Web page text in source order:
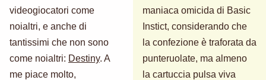
videogiocatori come
noialtri, e anche di
tantissimi che non sono
come noialtri: Destiny. A
me piace molto,
maniaca omicida di Basic
Instict, considerando che
la confezione è traforata da
punteruolate, ma almeno
la cartuccia pulsa viva